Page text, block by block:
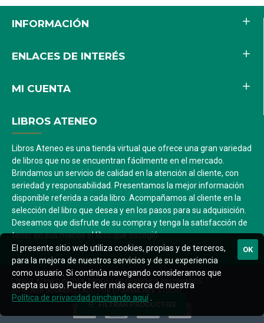
INFORMACIÓN
ENLACES DE INTERÉS
MI CUENTA
LIBROS ATENEO
Libros Ateneo es una tienda virtual que ofrece una gran variedad
de libros que no se encuentran fácilmente en el mercado.
Brindamos un servicio de calidad en la atención al cliente, con
seriedad y responsabilidad. Presentamos la mejor información
disponible referida a cada libro. Acompañamos al cliente en la
selección del libro que desea y en los pasos para su adquisición.
Deseamos que disfrute de su compra y tenga la satisfacción de
tener en sus manos el libro que escogió.
LIBROS ATENEO © 2019. TODOS LOS DERECHOS RESERVADOS.
SITIO WEB DESARROLLADO POR DHARMA WEB STUDIO
OK
El presente sitio web utiliza cookies, propias y de terceros,
para la mejora de nuestros servicios y de su experiencia
como usuario. Si continúa navegando consideramos que
acepta su uso. Puede leer más acerca de nuestra
Política de privacidad pinchando aquí
FILTRAR PRODUCTOS